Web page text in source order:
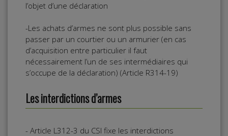
l’objet d’une déclaration
-Les achats d’armes ne sont plus possible sans
passer par un courtier ou un armurier (en cas
d’acquisition entre particulier il faut
nécessairement l’un de ses intermédiaires qui
s’occupe de la déclaration) (Article R314-19)
Les interdictions d’armes
- Article L312-3 du CSI fixe les interdictions